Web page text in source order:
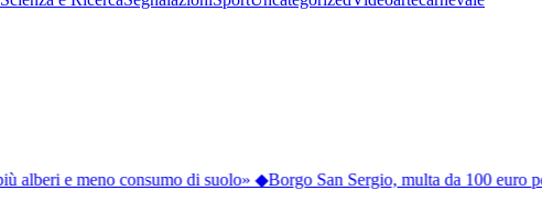
alberi e meno consumo di suolo»◆Borgo San Sergio, multa da 100 euro